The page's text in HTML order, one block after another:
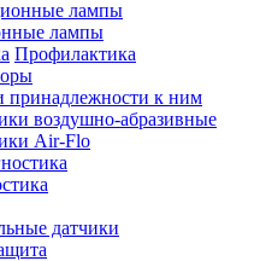
лампы
Профилактика
принадлежности к ним
воздушно-абразивные
Air-Flo
датчики